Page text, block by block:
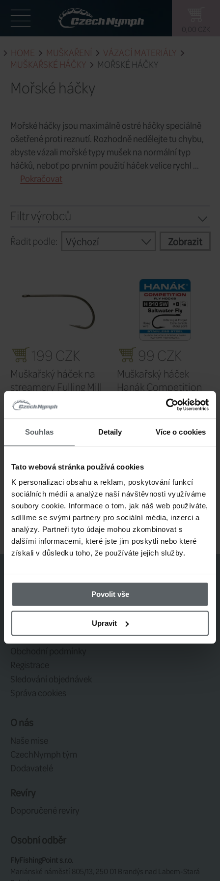
Souhlas Detaily Více o cookies
Tato webová stránka používá cookies
K personalizaci obsahu a reklam, poskytování funkcí
sociálních médií a analýze naší návštěvnosti využíváme
soubory cookie. Informace o tom, jak náš web používáte,
sdílíme se svými partnery pro sociální média, inzerci a
analýzy. Partneři tyto údaje mohou zkombinovat s
dalšími informacemi, které jste jim poskytli nebo které
získali v důsledku toho, že používáte jejich služby.
Povolit vše
Upravit
MUŠKAŘSKÉ HÁČKY
Mořské háčky
Mořské háčky jsou maximálně ostré
abyste vázali mořské typy mušek na
háčků, neboť po prvním použití háček
Filtr výrobců
Řadit podle: Výchozí
199 CZK
Muškařský háček na
streamery Fulling Mill
Streamer Stripper
Hook
Hanák
mořský
1 / 1
2 položky
Kontakt
Základní pravidla obchodu